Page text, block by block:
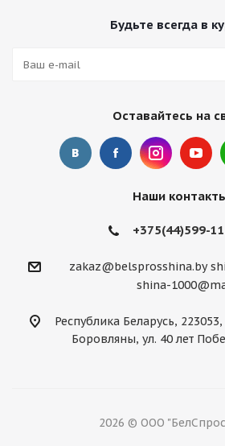
Будьте всегда в
Оставайтесь на
Наши
+375(44)599-
zakaz@belsprosshina.by
shina-
Республика Беларусь,
Боровляны, ул. 40 лет
2026 © ООО